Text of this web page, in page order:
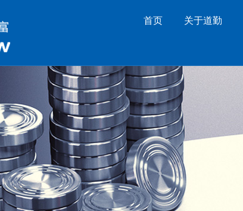
首页 关于道勤